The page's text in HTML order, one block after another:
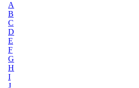
A
B
C
D
E
F
G
H
I
J